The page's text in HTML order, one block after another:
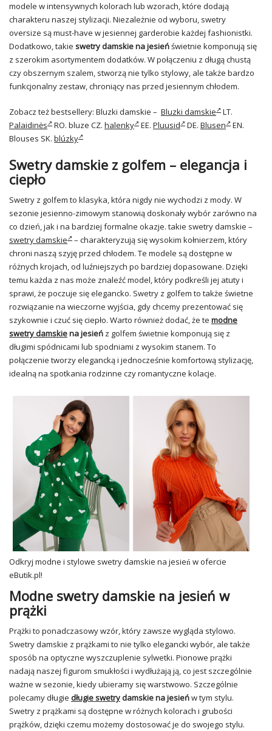
modele w intensywnych kolorach lub wzorach, które dodają
charakteru naszej stylizacji. Niezależnie od wyboru, swetry
oversize są must-have w jesiennej garderobie każdej fashionistki.
Dodatkowo, takie swetry damskie na jesieńświetnie komponują się
z szerokim asortymentem dodatków. W połączeniu z długą chustą
czy obszernym szalem, stworzą nie tylko stylowy, ale także bardzo
funkcjonalny zestaw, chroniący nas przed jesiennym chłodem.
Zobacz też bestsellery: Bluzki damskie – Bluzki damskie
LT.
Palaidinės
RO. bluze CZ. halenky EE. Pluusid DE. Blusen
EN.
Blouses SK. blúzky
Swetry damskie z golfem – elegancja i
ciepło
Swetry z golfem to klasyka, która nigdy nie wychodzi z mody. W
sezonie jesienno-zimowym stanowią doskonały wybór zarówno na
co dzień, jak i na bardziej formalne okazje. takie swetry damskie –
swetry damskie
– charakteryzują się wysokim kołnierzem, który
chroni naszą szyję przed chłodem. Te modele są dostępne w
różnych krojach, od luźniejszych po bardziej dopasowane. Dzięki
temu każda z nas może znaleźć model, który podkreśli jej atuty i
sprawi, że poczuje się elegancko. Swetry z golfem to także świetne
rozwiązanie na wieczorne wyjścia, gdy chcemy prezentować się
szykownie i czuć się ciepło. Warto również dodać, że te modne
swetry damskiena jesień z golfem świetnie komponują się z
długimi spódnicami lub spodniami z wysokim stanem. To
połączenie tworzy elegancką i jednocześnie komfortową stylizację,
idealną na spotkania rodzinne czy romantyczne kolacje.
Odkryj modne i stylowe swetry damskie na jesień w ofercie
eButik.pl!
Modne swetry damskie na jesień w
prążki
Prążki to ponadczasowy wzór, który zawsze wygląda stylowo.
Swetry damskie z prążkami to nie tylko elegancki wybór, ale także
sposób na optyczne wyszczuplenie sylwetki. Pionowe prążki
nadają naszej figurom smukłości i wydłużają ją, co jest szczególnie
ważne w sezonie, kiedy ubieramy się warstwowo. Szczególnie
polecamy długie długie swetry damskie na jesieńw tym stylu.
Swetry z prążkami są dostępne w różnych kolorach i grubości
prążków, dzięki czemu możemy dostosować je do swojego stylu.